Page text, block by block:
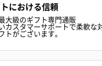
における信頼
大級のギフト専門通販
カスタマーサポートで柔軟な
トがございます。